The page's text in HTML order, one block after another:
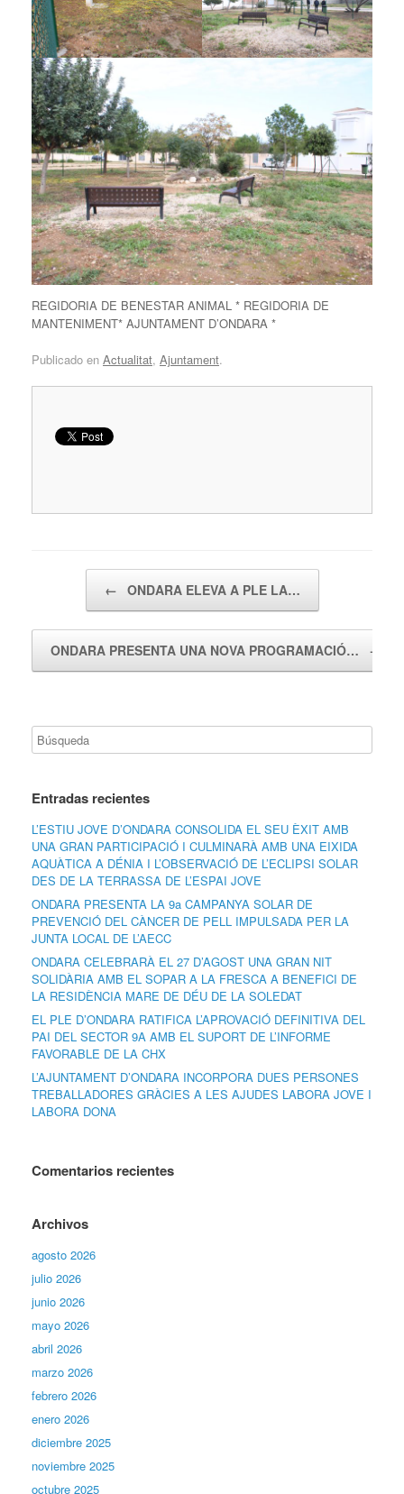
REGIDORIA DE BENESTAR ANIMAL * REGIDORIA DE
MANTENIMENT* AJUNTAMENT D’ONDARA *
Publicado en Actualitat, Ajuntament.
← ONDARA ELEVA A PLE LA…
ONDARA PRESENTA UNA NOVA PROGRAMACIÓ… →
Entradas recientes
L’ESTIU JOVE D’ONDARA CONSOLIDA EL SEU ÈXIT AMB
UNA GRAN PARTICIPACIÓ I CULMINARÀ AMB UNA EIXIDA
AQUÀTICA A DÉNIA I L’OBSERVACIÓ DE L’ECLIPSI SOLAR
DES DE LA TERRASSA DE L’ESPAI JOVE
ONDARA PRESENTA LA 9a CAMPANYA SOLAR DE
PREVENCIÓ DEL CÀNCER DE PELL IMPULSADA PER LA
JUNTA LOCAL DE L’AECC
ONDARA CELEBRARÀ EL 27 D’AGOST UNA GRAN NIT
SOLIDÀRIA AMB EL SOPAR A LA FRESCA A BENEFICI DE
LA RESIDÈNCIA MARE DE DÉU DE LA SOLEDAT
EL PLE D’ONDARA RATIFICA L’APROVACIÓ DEFINITIVA DEL
PAI DEL SECTOR 9A AMB EL SUPORT DE L’INFORME
FAVORABLE DE LA CHX
L’AJUNTAMENT D’ONDARA INCORPORA DUES PERSONES
TREBALLADORES GRÀCIES A LES AJUDES LABORA JOVE I
LABORA DONA
Comentarios recientes
Archivos
agosto 2026
julio 2026
junio 2026
mayo 2026
abril 2026
marzo 2026
febrero 2026
enero 2026
diciembre 2025
noviembre 2025
octubre 2025